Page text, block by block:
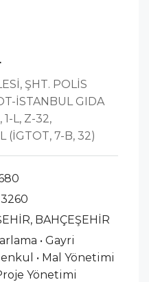
ŞHT. POLİS
İSTANBUL GIDA
1-L, Z-32,
(İGTOT, 7-B, 32)
BAHÇEŞEHİR
• Gayri
• Mal Yönetimi
Yönetimi